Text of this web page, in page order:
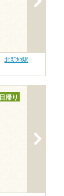
北新地駅
日帰り